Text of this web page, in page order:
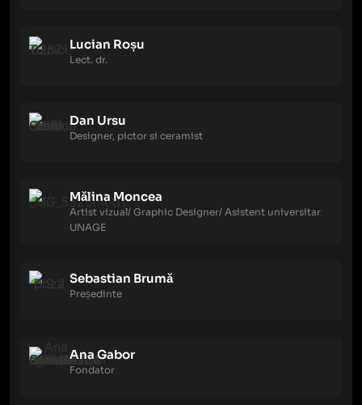
Lucian Roșu
Lect. dr.
Dan Ursu
Designer, pictor si ceramist
Mălina Moncea
Artist vizual/ Graphic Designer/ Asistent universitar
UNAGE
Sebastian Brumă
Președinte
Ana Gabor
Fondator